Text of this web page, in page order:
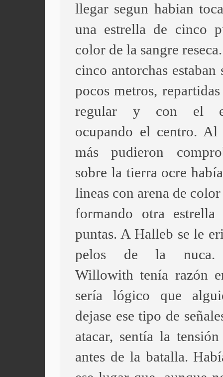
llegar segun habian
una estrella de cinco
color de la sangre
cinco antorchas estaban
pocos metros,
regular y con el
ocupando el centro. Al
más pudieron
sobre la tierra ocre
lineas con arena de
formando otra
puntas. A Halleb se le
pelos de la nuca.
Willowith tenía razón
sería lógico que
dejase ese tipo de
atacar, sentía la
antes de la batalla.